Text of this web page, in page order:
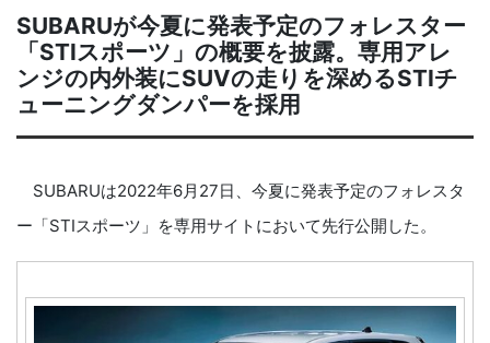
SUBARUが今夏に発表予定のフォレスター
「STIスポーツ」の概要を披露。専用アレ
ンジの内外装にSUVの走りを深めるSTIチ
ューニングダンパーを採用
SUBARUは2022年6月27日、今夏に発表予定のフォレスタ
ー「STIスポーツ」を専用サイトにおいて先行公開した。